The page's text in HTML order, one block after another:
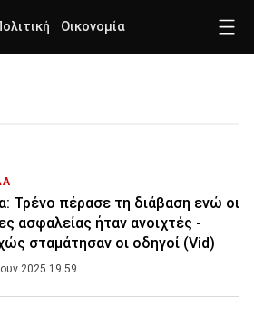
Οικονομία
Τρένο πέρασε τη διάβαση ενώ οι
ασφαλείας ήταν ανοιχτές -
σταμάτησαν οι οδηγοί (Vid)
2025 19:59